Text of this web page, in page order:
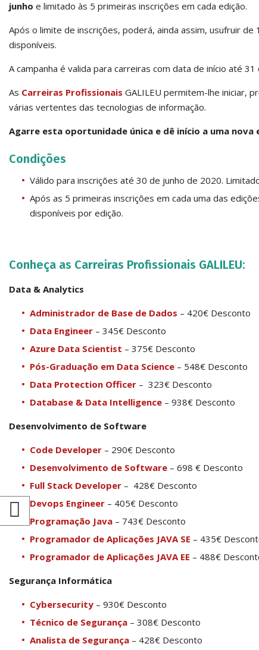
junho e limitado às 5 primeiras inscrições em cada edição.
Após o limite de inscrições, poderá, ainda assim, usufruir
disponíveis.
A campanha é valida para carreiras com data de início até
As Carreiras Profissionais GALILEU permitem-lhe iniciar,
várias vertentes das tecnologias de informação.
Agarre esta oportunidade única e dê início a uma
Condições
Válido para inscrições até 30 de junho de 2020.
Após as 5 primeiras inscrições em cada uma das
disponíveis por edição.
Conheça as Carreiras Profissionais GALILEU:
Data & Analytics
Administrador de Base de Dados – 420€ Desconto
Data Engineer – 345€ Desconto
Azure Data Scientist – 375€ Desconto
Pós-Graduação em Data Science – 548€ Desconto
Data Protection Officer – 323€ Desconto
Database & Data Intelligence – 938€ Desconto
Desenvolvimento de Software
Code Developer – 290€ Desconto
Desenvolvimento de Software – 698 € Desconto
Full Stack Developer – 428€ Desconto
Devops Engineer – 405€ Desconto
Programação Java – 743€ Desconto
Programador de Aplicações JAVA SE – 435€
Programador de Aplicações JAVA EE – 488€
Segurança Informática
Cybersecurity – 930€ Desconto
Técnico de Segurança – 308€ Desconto
Analista de Segurança – 428€ Desconto